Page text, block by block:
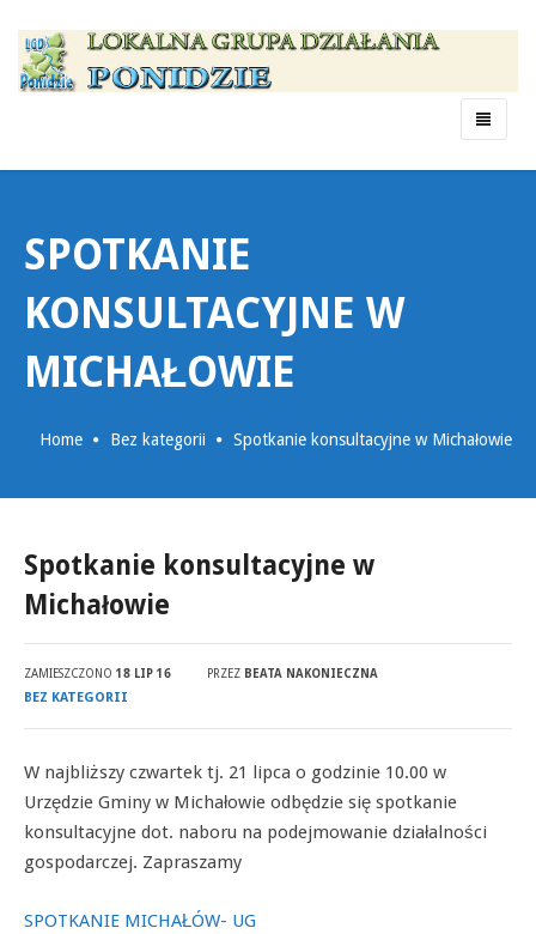
Menu
SPOTKANIE
KONSULTACYJNE W
MICHAŁOWIE
Home Bez kategorii Spotkanie konsultacyjne w Michałowie
Spotkanie konsultacyjne w
Michałowie
ZAMIESZCZONO 18 LIP 16 PRZEZ BEATA NAKONIECZNA
BEZ KATEGORII
W najbliższy czwartek tj. 21 lipca o godzinie 10.00 w
Urzędzie Gminy w Michałowie odbędzie się spotkanie
konsultacyjne dot. naboru na podejmowanie działalności
gospodarczej. Zapraszamy
SPOTKANIE MICHAŁÓW- UG